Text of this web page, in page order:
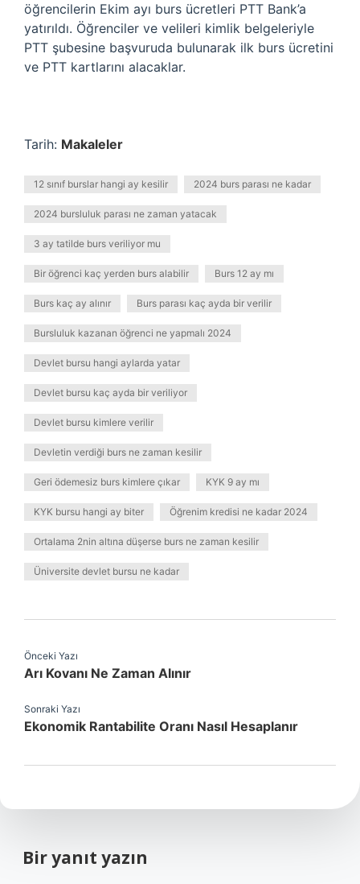
öğrencilerin Ekim ayı burs ücretleri PTT Bank’a
yatırıldı. Öğrenciler ve velileri kimlik belgeleriyle
PTT şubesine başvuruda bulunarak ilk burs ücretini
ve PTT kartlarını alacaklar.
Tarih: Makaleler
12 sınıf burslar hangi ay kesilir 2024 burs parası ne kadar
2024 bursluluk parası ne zaman yatacak
3 ay tatilde burs veriliyor mu
Bir öğrenci kaç yerden burs alabilir Burs 12 ay mı
Burs kaç ay alınır Burs parası kaç ayda bir verilir
Bursluluk kazanan öğrenci ne yapmalı 2024
Devlet bursu hangi aylarda yatar
Devlet bursu kaç ayda bir veriliyor
Devlet bursu kimlere verilir
Devletin verdiği burs ne zaman kesilir
Geri ödemesiz burs kimlere çıkar KYK 9 ay mı
KYK bursu hangi ay biter Öğrenim kredisi ne kadar 2024
Ortalama 2nin altına düşerse burs ne zaman kesilir
Üniversite devlet bursu ne kadar
Önceki Yazı
Arı Kovanı Ne Zaman Alınır
Sonraki Yazı
Ekonomik Rantabilite Oranı Nasıl Hesaplanır
Bir yanıt yazın